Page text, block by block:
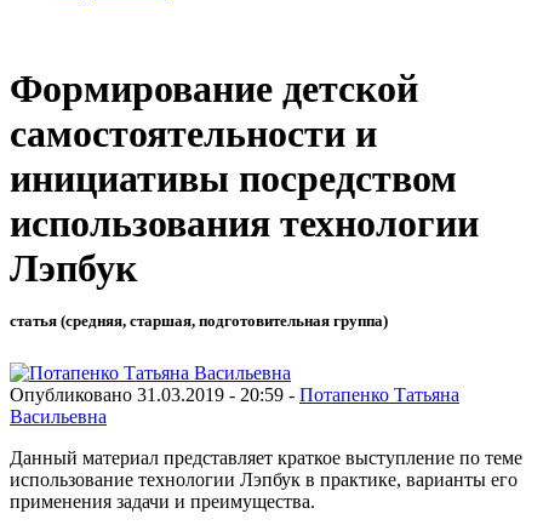
Формирование детской
самостоятельности и
инициативы посредством
использования технологии
Лэпбук
статья (средняя, старшая, подготовительная группа)
Опубликовано 31.03.2019 - 20:59 - Потапенко Татьяна
Васильевна
Данный материал представляет краткое выступление по теме
использование технологии Лэпбук в практике, варианты его
применения задачи и преимущества.